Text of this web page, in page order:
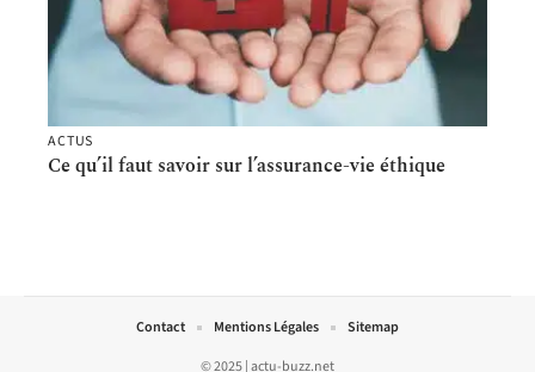
ACTUS
Ce qu’il faut savoir sur l’assurance-vie éthique
© 2025 | actu-buzz.net
Contact Mentions Légales Sitemap